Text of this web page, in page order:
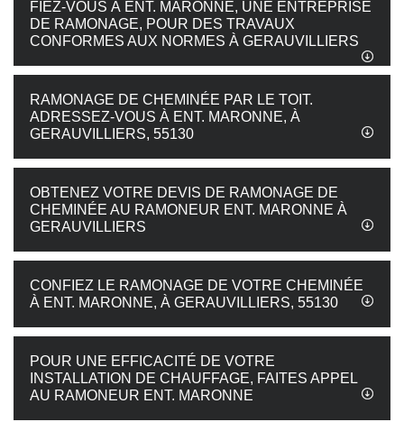
FIEZ-VOUS À ENT. MARONNE, UNE ENTREPRISE
DE RAMONAGE, POUR DES TRAVAUX
CONFORMES AUX NORMES À GERAUVILLIERS
RAMONAGE DE CHEMINÉE PAR LE TOIT.
ADRESSEZ-VOUS À ENT. MARONNE, À
GERAUVILLIERS, 55130
OBTENEZ VOTRE DEVIS DE RAMONAGE DE
CHEMINÉE AU RAMONEUR ENT. MARONNE À
GERAUVILLIERS
CONFIEZ LE RAMONAGE DE VOTRE CHEMINÉE
À ENT. MARONNE, À GERAUVILLIERS, 55130
POUR UNE EFFICACITÉ DE VOTRE
INSTALLATION DE CHAUFFAGE, FAITES APPEL
AU RAMONEUR ENT. MARONNE